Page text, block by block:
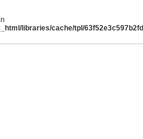
libraries/cache/tpl/